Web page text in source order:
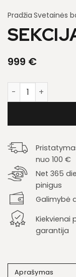
Pradžia Svetainės
999 €
produkto kiekis:
nuo 100 €
Net 365
pinigus
Galimybė
Kiekvienai
garantija
Aprašymas